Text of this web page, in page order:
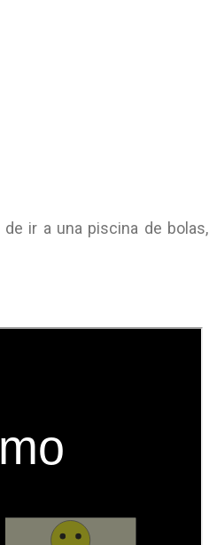
de ir a una piscina de bolas,